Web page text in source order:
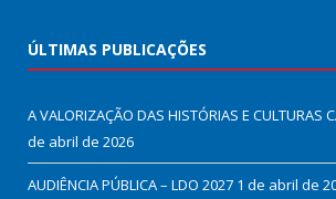
ÚLTIMAS PUBLICAÇÕES
A VALORIZAÇÃO DAS HISTÓRIAS E CULTURAS
de abril de 2026
AUDIÊNCIA PÚBLICA – LDO 2027 1 de abril de